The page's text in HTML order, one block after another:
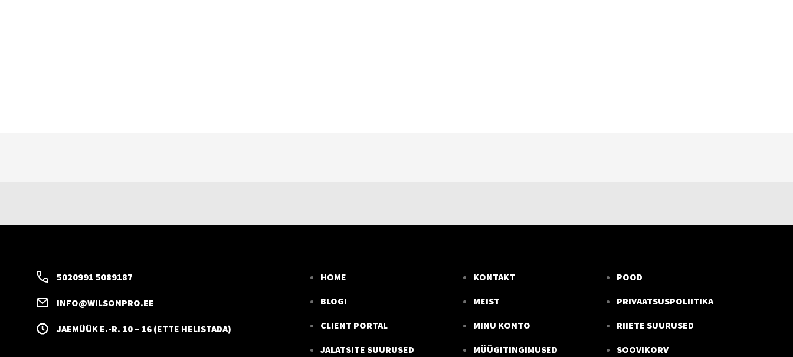
5020991 5089187
INFO@WILSONPRO.EE
JAEMÜÜK E.-R. 10 – 16 (ETTE HELISTADA)
HOME
BLOGI
CLIENT PORTAL
JALATSITE SUURUSED
KONTAKT
MEIST
MINU KONTO
MÜÜGITINGIMUSED
POOD
PRIVAATSUSPOLIITIKA
RIIETE SUURUSED
SOOVIKORV